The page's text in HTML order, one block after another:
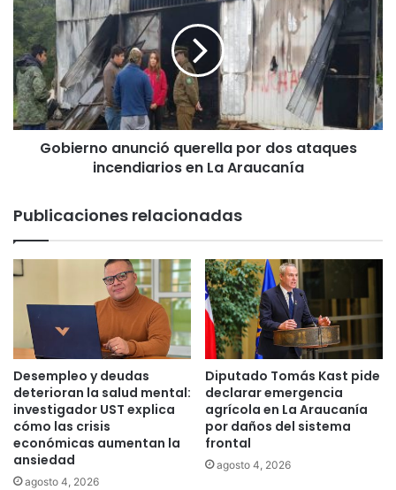
u
e
m
a
n
b
o
e
n
L
i
R
a
y
b
i
e
r
n
o
a
i
ó
q
u
l
l
a
p
o
r
d
o
Gobierno anunció querella por dos ataques
incendiarios en La Araucanía
Publicaciones relacionadas
Desempleo y deudas
deterioran la salud mental:
investigador UST explica
cómo las crisis
económicas aumentan la
ansiedad
agosto 4, 2026
Diputado Tomás Kast pide
declarar emergencia
agrícola en La Araucanía
por daños del sistema
frontal
agosto 4, 2026